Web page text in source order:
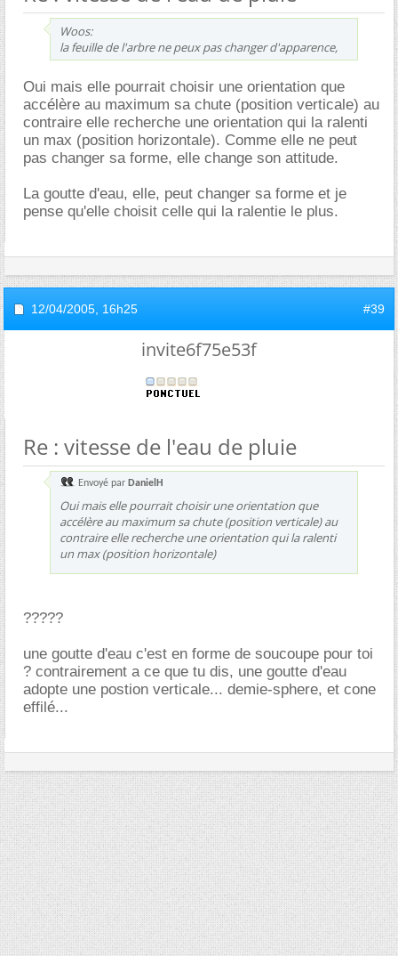
Woos:
la feuille de l'arbre ne peux pas changer d'apparence,
Oui mais elle pourrait choisir une orientation que
accélère au maximum sa chute (position verticale) au
contraire elle recherche une orientation qui la ralenti
un max (position horizontale). Comme elle ne peut
pas changer sa forme, elle change son attitude.
La goutte d'eau, elle, peut changer sa forme et je
pense qu'elle choisit celle qui la ralentie le plus.
12/04/2005, 16h25 #39
invite6f75e53f
Re : vitesse de l'eau de pluie
Envoyé par DanielH
Oui mais elle pourrait choisir une orientation que
accélère au maximum sa chute (position verticale) au
contraire elle recherche une orientation qui la ralenti
un max (position horizontale)
?????
une goutte d'eau c'est en forme de soucoupe pour toi
? contrairement a ce que tu dis, une goutte d'eau
adopte une postion verticale... demie-sphere, et cone
effilé...